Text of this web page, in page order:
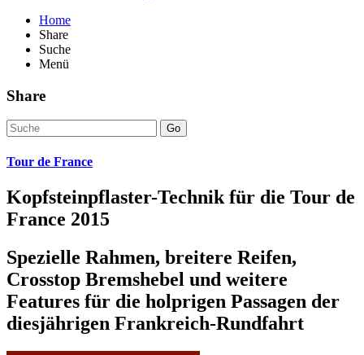
Home
Share
Suche
Menü
Share
Go
Tour de France
Kopfsteinpflaster-Technik für die Tour de
France 2015
Spezielle Rahmen, breitere Reifen,
Crosstop Bremshebel und weitere
Features für die holprigen Passagen der
diesjährigen Frankreich-Rundfahrt